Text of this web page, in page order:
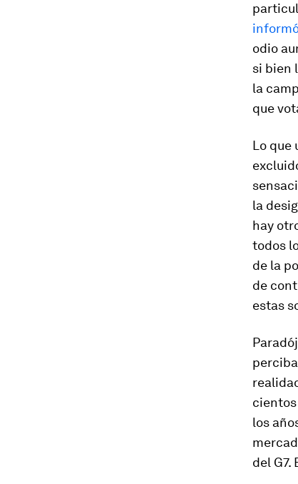
odio
si bien
la
que
Lo que
la
hay
todos
de la
de
estas
cientos
los
del G7.